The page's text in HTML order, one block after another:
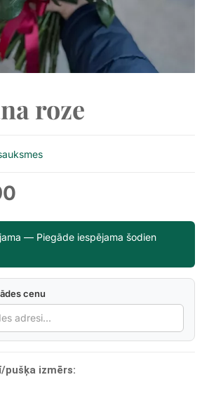
roze
— Piegāde iespējama šodien
cenu
pušķa izmērs: